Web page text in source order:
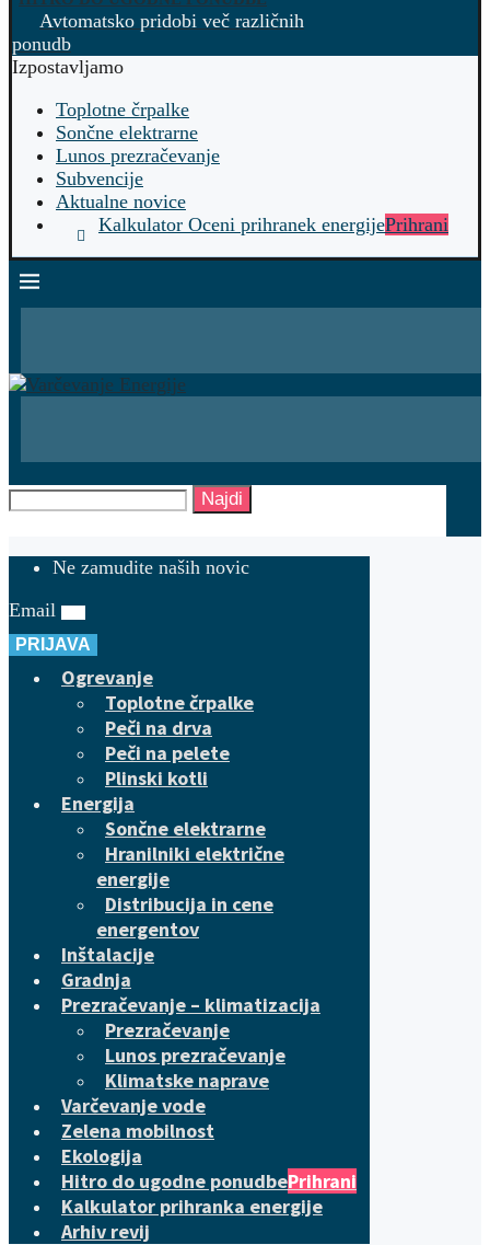
Avtomatsko pridobi več različnih
ponudb
Izpostavljamo
Toplotne črpalke
Sončne elektrarne
Lunos prezračevanje
Subvencije
Aktualne novice
Kalkulator Oceni prihranek energijePrihrani
Najdi
Ne zamudite naših novic
Email
PRIJAVA
Ogrevanje
Toplotne črpalke
Peči na drva
Peči na pelete
Plinski kotli
Energija
Sončne elektrarne
Hranilniki električne
energije
Distribucija in cene
energentov
Inštalacije
Gradnja
Prezračevanje – klimatizacija
Prezračevanje
Lunos prezračevanje
Klimatske naprave
Varčevanje vode
Zelena mobilnost
Ekologija
Hitro do ugodne ponudbePrihrani
Kalkulator prihranka energije
Arhiv revij